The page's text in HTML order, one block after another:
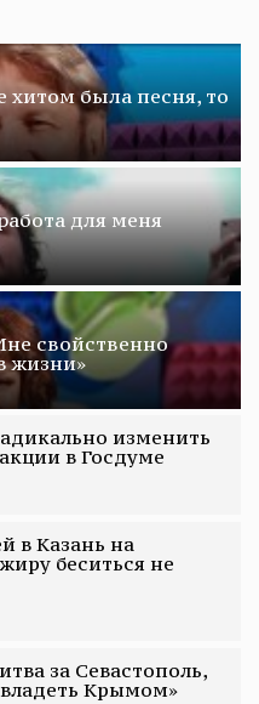
была песня, то
для меня
свойственно
жизни»
изменить
в Госдуме
в Казань на
беситься не
за Севастополь,
Крымом»